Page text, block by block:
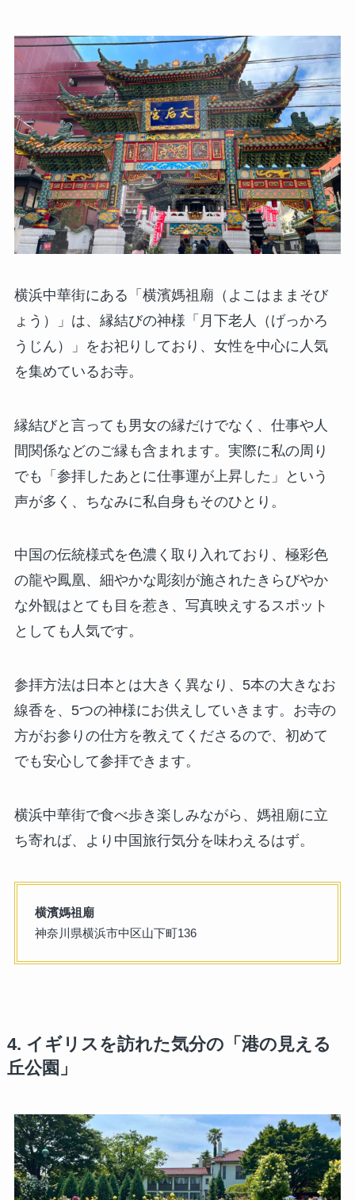
横浜中華街にある「横濱媽祖廟（よこはままそび
ょう）」は、縁結びの神様「月下老人（げっかろ
うじん）」をお祀りしており、女性を中心に人気
を集めているお寺。
縁結びと言っても男女の縁だけでなく、仕事や人
間関係などのご縁も含まれます。実際に私の周り
でも「参拝したあとに仕事運が上昇した」という
声が多く、ちなみに私自身もそのひとり。
中国の伝統様式を色濃く取り入れており、極彩色
の龍や鳳凰、細やかな彫刻が施されたきらびやか
な外観はとても目を惹き、写真映えするスポット
としても人気です。
参拝方法は日本とは大きく異なり、5本の大きなお
線香を、5つの神様にお供えしていきます。お寺の
方がお参りの仕方を教えてくださるので、初めて
でも安心して参拝できます。
横浜中華街で食べ歩き楽しみながら、媽祖廟に立
ち寄れば、より中国旅行気分を味わえるはず。
横濱媽祖廟
神奈川県横浜市中区山下町136
4. イギリスを訪れた気分の「港の見える
丘公園」